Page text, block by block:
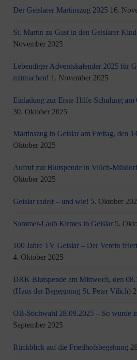
Der Geislarer Martinszug 2025 16.
St. Martin zu Gast in den Geislarer
November 2025
Lebendiger Adventskalender 2025 für
mitmachen! 1. November 2025
Einladung zur Erste-Hilfe-Schulung am
30. Oktober 2025
Martinszug in Geislar am Freitag, den
Oktober 2025
Aufruf zur Blutspende in Vilich-
Oktober 2025
Geislar radelt – und wie! 5. Oktober
Sommer-Laub Kirmes in Geislar 5.
100 Jahre TV Geislar – Der Verein
4. Oktober 2025
DRK Blutspende am Mittwoch, den
(Haus der Begegnung St. Peter Vilich)
OB-Stichwahl 28.09.2025 – So wurde
September 2025
Rückblick auf die Friedhofsbegehung